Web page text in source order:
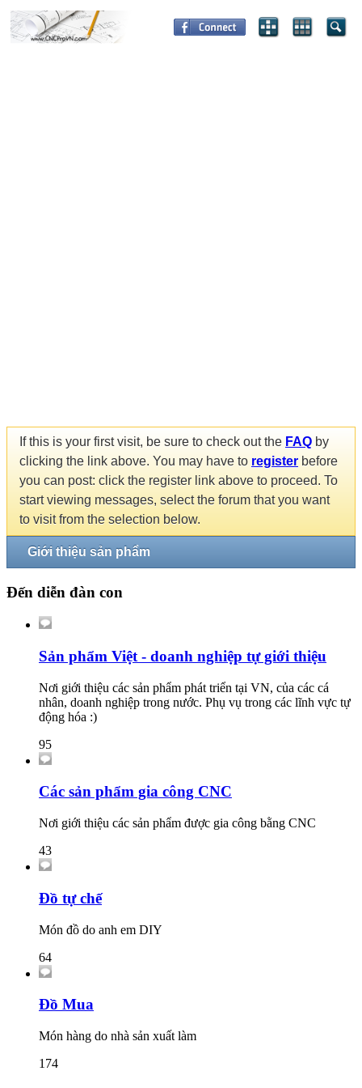
If this is your first visit, be sure to check out the FAQ by
clicking the link above. You may have to register before
you can post: click the register link above to proceed. To
start viewing messages, select the forum that you want
to visit from the selection below.
Giới thiệu sản phẩm
Đến diễn đàn con
Sản phẩm Việt - doanh nghiệp tự giới thiệu
Nơi giới thiệu các sản phẩm phát triển tại VN, của các cá
nhân, doanh nghiệp trong nước. Phụ vụ trong các lĩnh vực tự
động hóa :)
95
Các sản phẩm gia công CNC
Nơi giới thiệu các sản phẩm được gia công bằng CNC
43
Đồ tự chế
Món đồ do anh em DIY
64
Đồ Mua
Món hàng do nhà sản xuất làm
174